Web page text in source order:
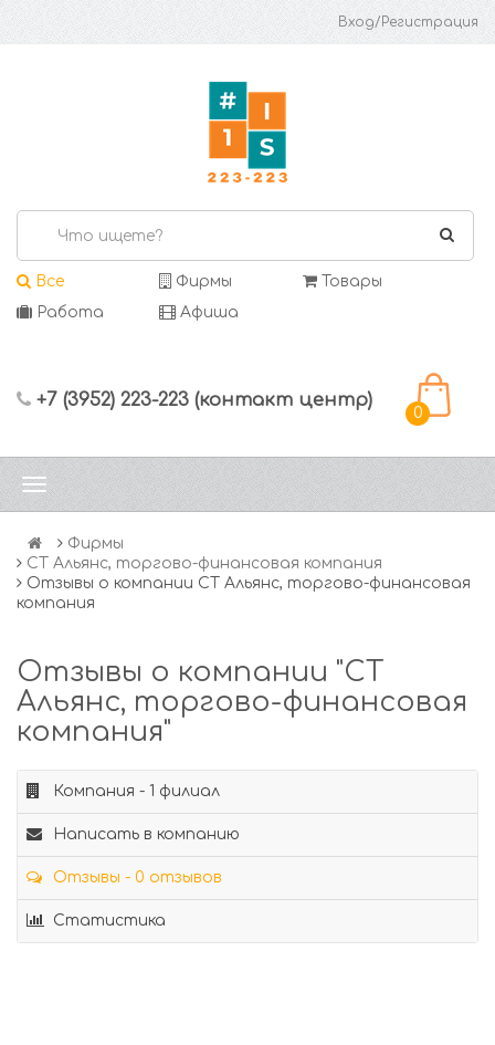
Вход/Регистрация
Все Фирмы
Товары
Работа
Афиша
+7 (3952) 223-223 (контакт центр)
0
Фирмы
СТ Альянс, торгово-финансовая компания
Отзывы о компании СТ Альянс, торгово-финансовая
компания
Отзывы о компании "СТ
Альянс, торгово-финансовая
компания"
Компания - 1 филиал
Написать в компанию
Отзывы - 0 отзывов
Статистика